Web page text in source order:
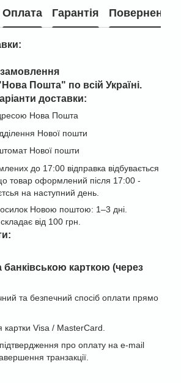
Оплата Гарантія Повернення
Нова Пошта" по всій Україні.
доставки:
Нова Пошта
Нової пошти
Нової пошти
до 17:00 відправка відбувається
товар оформлений після 17:00 -
на наступний день.
Новою поштою: 1–3 дні.
від 100 грн.
карткою (через
та безпечний спосіб оплати прямо
картки Visa / MasterCard.
про оплату на e-mail
транзакції.